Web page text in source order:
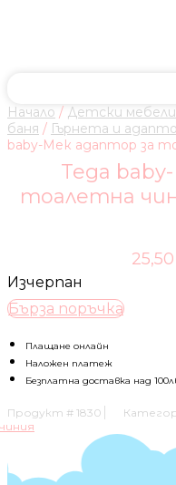
Начало / Детски мебели
баня / Гърнета и
baby-Мек адаптор за
Tega
тоалетна
Изчерпан
Бърза поръчка
Плащане онлайн
Наложен платеж
Безплатна доставка над
Продукт # 1830